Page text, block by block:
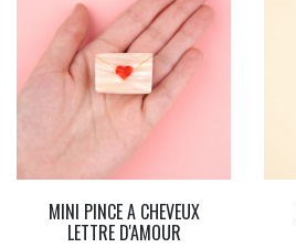
MINI PINCE A CHEVEUX
LETTRE D'AMOUR